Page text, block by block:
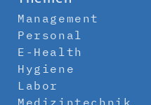
Management
Personal
E-Health
Hygiene
Labor
Medizintechnik